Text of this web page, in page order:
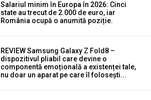
Salariul minim în Europa în 2026: Cinci
state au trecut de 2.000 de euro, iar
România ocupă o anumită poziție.
REVIEW Samsung Galaxy Z Fold8 –
dispozitivul pliabil care devine o
componentă emoțională a existenței tale,
nu doar un aparat pe care îl folosești...